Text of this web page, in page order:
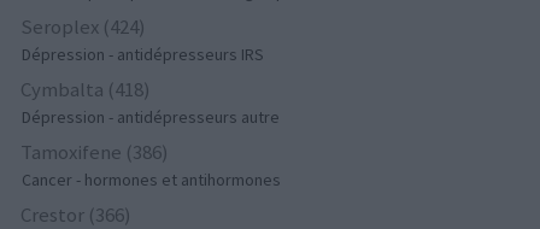
Seroplex (424)
Dépression - antidépresseurs IRS
Cymbalta (418)
Dépression - antidépresseurs autre
Tamoxifene (386)
Cancer - hormones et antihormones
Crestor (366)